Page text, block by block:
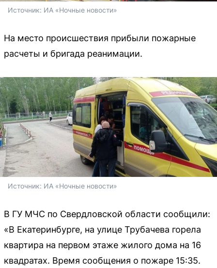
Источник: ИА «Ночные новости»
На место происшествия прибыли пожарные
расчеты и бригада реанимации.
Источник: ИА «Ночные новости»
В ГУ МЧС по Свердловской области сообщили:
«В Екатеринбурге, на улице Трубачева горела
квартира на первом этаже жилого дома на 16
квадратах. Время сообщения о пожаре 15:35.